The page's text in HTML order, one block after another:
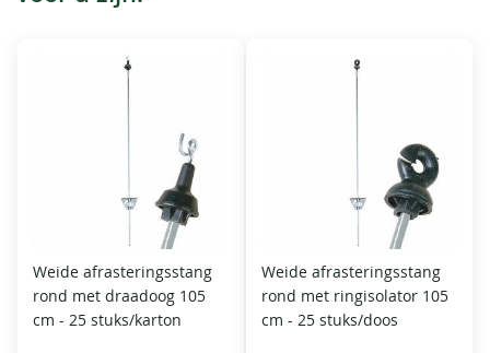
Weide afrasteringsstang
rond met draadoog 105
cm - 25 stuks/karton
Weide afrasteringsstang
rond met ringisolator 105
cm - 25 stuks/doos